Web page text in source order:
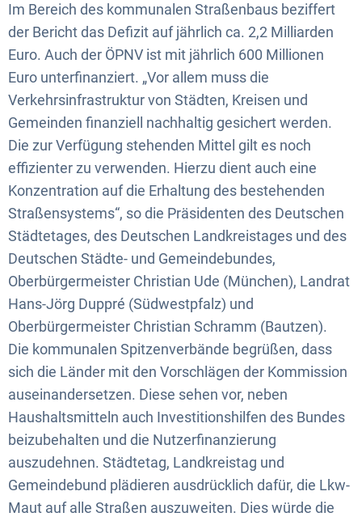
Im Bereich des kommunalen Straßenbaus beziffert
der Bericht das Defizit auf jährlich ca. 2,2 Milliarden
Euro. Auch der ÖPNV ist mit jährlich 600 Millionen
Euro unterfinanziert. „Vor allem muss die
Verkehrsinfrastruktur von Städten, Kreisen und
Gemeinden finanziell nachhaltig gesichert werden.
Die zur Verfügung stehenden Mittel gilt es noch
effizienter zu verwenden. Hierzu dient auch eine
Konzentration auf die Erhaltung des bestehenden
Straßensystems“, so die Präsidenten des Deutschen
Städtetages, des Deutschen Landkreistages und des
Deutschen Städte- und Gemeindebundes,
Oberbürgermeister Christian Ude (München), Landrat
Hans-Jörg Duppré (Südwestpfalz) und
Oberbürgermeister Christian Schramm (Bautzen).
Die kommunalen Spitzenverbände begrüßen, dass
sich die Länder mit den Vorschlägen der Kommission
auseinandersetzen. Diese sehen vor, neben
Haushaltsmitteln auch Investitionshilfen des Bundes
beizubehalten und die Nutzerfinanzierung
auszudehnen. Städtetag, Landkreistag und
Gemeindebund plädieren ausdrücklich dafür, die Lkw-
Maut auf alle Straßen auszuweiten. Dies würde die